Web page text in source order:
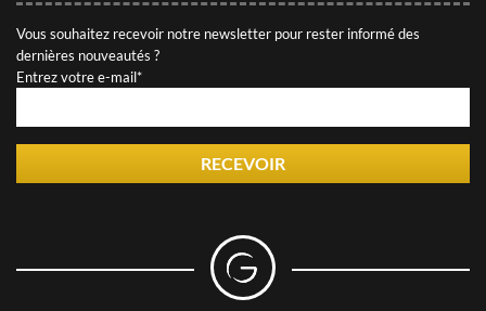
Découvrez des articles utiles rédigés par nos conseillers
LES AVIS DES CLIENTS DE
GRAVITAO
Découvrez les témoignages de nos clients.
RÉSEAUX SOCIAUX
Vous souhaitez recevoir notre newsletter pour rester informé des
dernières nouveautés ?
Entrez votre e-mail*
RECEVOIR